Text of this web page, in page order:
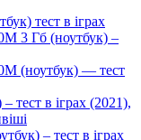
тест в іграх
3 Гб (ноутбук) –
(ноутбук) — тест
тест в іграх (2021),
– тест в іграх